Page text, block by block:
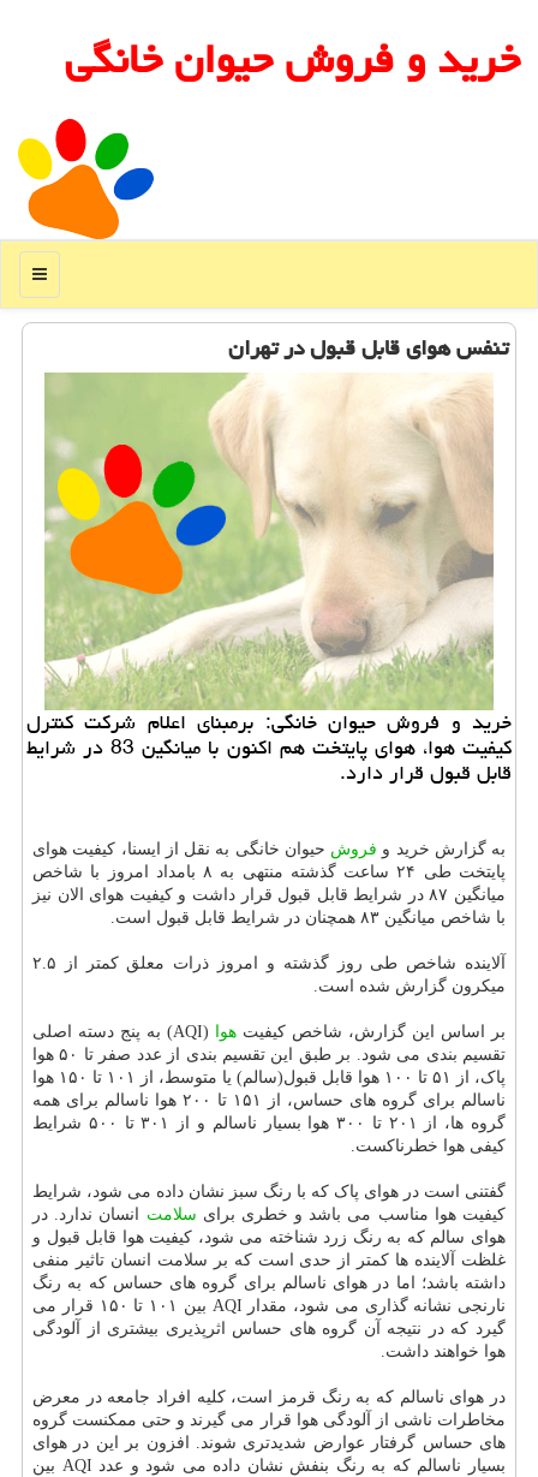
خرید و فروش حیوان خانگی
منو
تنفس هوای قابل قبول در تهران
خرید و فروش حیوان خانگی: برمبنای اعلام شركت كنترل
كیفیت هوا، هوای پایتخت هم اكنون با میانگین 83 در شرایط
قابل قبول قرار دارد.
به گزارش خرید و فروش حیوان خانگی به نقل از ایسنا، کیفیت هوای
پایتخت طی ۲۴ ساعت گذشته منتهی به ۸ بامداد امروز با شاخص
میانگین ۸۷ در شرایط قابل قبول قرار داشت و کیفیت هوای الان نیز
با شاخص میانگین ۸۳ همچنان در شرایط قابل قبول است.
آلاینده شاخص طی روز گذشته و امروز ذرات معلق کمتر از ۲.۵
میکرون گزارش شده است.
بر اساس این گزارش، شاخص کیفیت هوا
(AQI) به پنج دسته اصلی
تقسیم بندی می شود. بر طبق این تقسیم بندی از عدد صفر تا ۵۰ هوا
پاک، از ۵۱ تا ۱۰۰ هوا قابل قبول(سالم) یا متوسط، از ۱۰۱ تا ۱۵۰ هوا
ناسالم برای گروه های حساس، از ۱۵۱ تا ۲۰۰ هوا ناسالم برای همه
گروه ها، از ۲۰۱ تا ۳۰۰ هوا بسیار ناسالم و از ۳۰۱ تا ۵۰۰ شرایط
کیفی هوا خطرناکست.
گفتنی است در هوای پاک که با رنگ سبز نشان داده می شود، شرایط
کیفیت هوا مناسب می باشد و خطری برای سلامت انسان ندارد. در
هوای سالم که به رنگ زرد شناخته می شود، کیفیت هوا قابل قبول و
غلظت آلاینده ها کمتر از حدی است که بر سلامت انسان تاثیر منفی
داشته باشد؛ اما در هوای ناسالم برای گروه های حساس که به رنگ
نارنجی نشانه گذاری می شود، مقدار AQI بین ۱۰۱ تا ۱۵۰ قرار می
گیرد که در نتیجه آن گروه های حساس اثرپذیری بیشتری از آلودگی
هوا خواهند داشت.
در هوای ناسالم که به رنگ قرمز است، کلیه افراد جامعه در معرض
مخاطرات ناشی از آلودگی هوا قرار می گیرند و حتی ممکنست گروه
های حساس گرفتار عوارض شدیدتری شوند. افزون بر این در هوای
بسیار ناسالم که به رنگ بنفش نشان داده می شود و عدد AQI بین